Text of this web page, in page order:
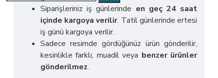
Siparişleriniz iş günlerinde en geç 24 saat
içinde kargoya verilir. Tatil günlerinde ertesi
iş günü kargoya verilir.
Sadece resimde gördüğünüz ürün gönderilir,
kesinlikle farklı, muadil veya benzer ürünler
gönderilmez.